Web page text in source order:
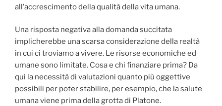
all’accrescimento della qualità della vita umana.
Una risposta negativa alla domanda succitata
implicherebbe una scarsa considerazione della realtà
in cui ci troviamo a vivere. Le risorse economiche ed
umane sono limitate. Cosa e chi finanziare prima? Da
qui la necessità di valutazioni quanto più oggettive
possibili per poter stabilire, per esempio, che la salute
umana viene prima della grotta di Platone.